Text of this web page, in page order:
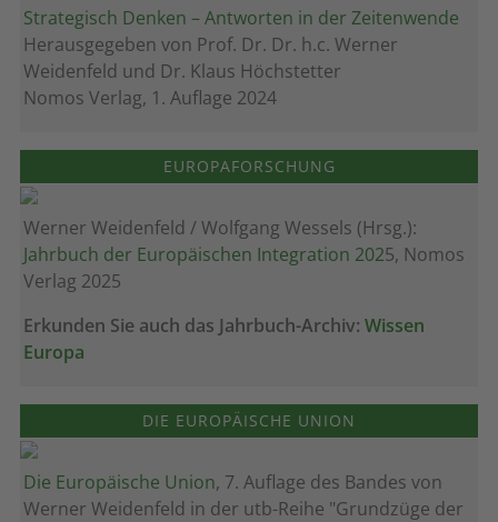
Strategisch Denken – Antworten in der Zeitenwende
Herausgegeben von Prof. Dr. Dr. h.c. Werner
Weidenfeld und Dr. Klaus Höchstetter
Nomos Verlag, 1. Auflage 2024
EUROPAFORSCHUNG
Werner Weidenfeld / Wolfgang Wessels (Hrsg.):
Jahrbuch der Europäischen Integration 2025, Nomos
Verlag 2025
Erkunden Sie auch das Jahrbuch-Archiv: Wissen
Europa
DIE EUROPÄISCHE UNION
Die Europäische Union, 7. Auflage des Bandes von
Werner Weidenfeld in der utb-Reihe "Grundzüge der